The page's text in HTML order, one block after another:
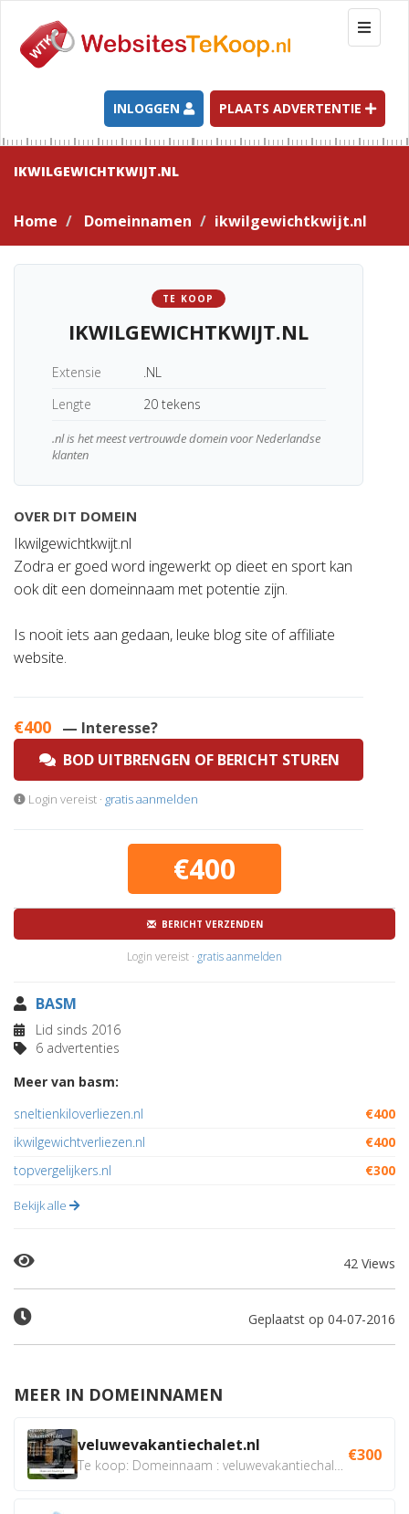
T
o
g
l
e
n
g
a
t
INLOGGEN PLAATS ADVERTENTIE
IKWILGEWICHTKWIJT.NL
Home Domeinnamen ikwilgewichtkwijt.nl
TE KOOP
IKWILGEWICHTKWIJT.NL
Extensie
.NL
Lengte
20 tekens
.nl is het meest vertrouwde domein voor Nederlandse
klanten
OVER DIT DOMEIN
Ikwilgewichtkwijt.nl
Zodra er goed word ingewerkt op dieet en sport kan
ook dit een domeinnaam met potentie zijn.
Is nooit iets aan gedaan, leuke blog site of affiliate
website.
€400 — Interesse?
BOD UITBRENGEN OF BERICHT STUREN
Login vereist · gratis aanmelden
€400
BERICHT VERZENDEN
Login vereist · gratis aanmelden
BASM
Lid sinds 2016
6 advertenties
Meer van basm:
sneltienkiloverliezen.nl
€400
ikwilgewichtverliezen.nl
€400
topvergelijkers.nl
€300
Bekijk alle
42 Views
Geplaatst op 04-07-2016
MEER IN DOMEINNAMEN
veluwevakantiechalet.nl €300